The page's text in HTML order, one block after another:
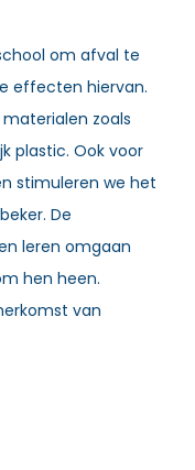
om afval te
effecten hiervan.
zoals
plastic. Ook voor
stimuleren we het
De
leren omgaan
hen heen.
van